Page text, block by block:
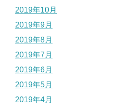
2019年10月
2019年9月
2019年8月
2019年7月
2019年6月
2019年5月
2019年4月